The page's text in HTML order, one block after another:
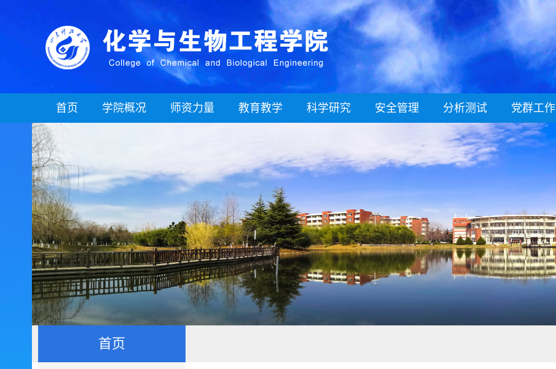
首页 学院概况 师资力量 教育教学 科学研究 安全管理 分析测试 党群工作
首页